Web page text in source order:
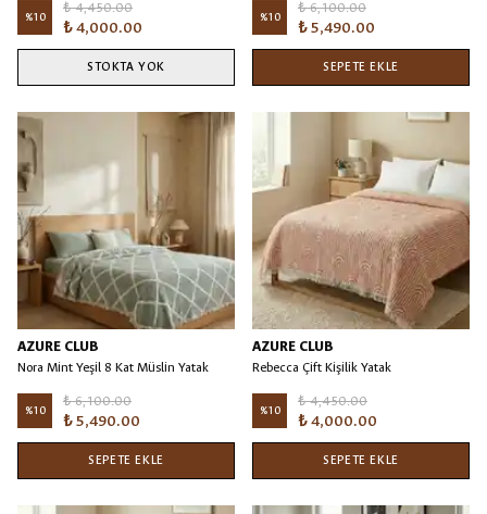
%10
₺ 4,450.00
₺ 4,000.00
STOKTA YOK
%10
₺ 6,100.00
₺ 5,490.00
SEPETE EKLE
AZURE CLUB
Nora Mint Yeşil 8 Kat Müslin Yatak
%10
₺ 6,100.00
₺ 5,490.00
SEPETE EKLE
AZURE CLUB
Rebecca Çift Kişilik Yatak
%10
₺ 4,450.00
₺ 4,000.00
SEPETE EKLE